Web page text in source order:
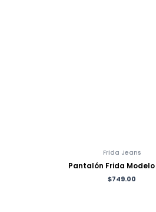
Frida Jeans
Pantalón Frida
$749.00